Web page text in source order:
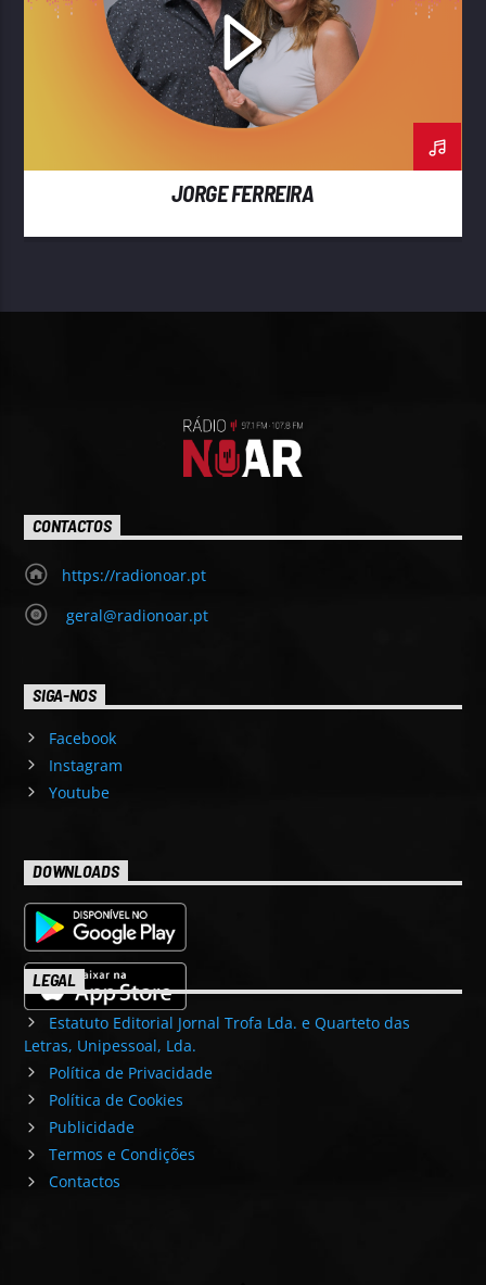
JORGE FERREIRA
CONTACTOS
https://radionoar.pt
geral@radionoar.pt
SIGA-NOS
Facebook
Instagram
Youtube
DOWNLOADS
LEGAL
Estatuto Editorial Jornal Trofa Lda. e Quarteto das
Letras, Unipessoal, Lda.
Política de Privacidade
Política de Cookies
Publicidade
Termos e Condições
Contactos